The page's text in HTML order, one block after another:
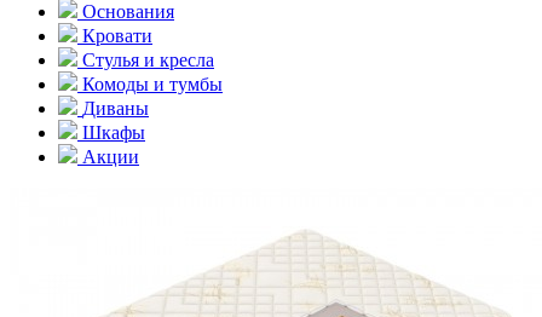
Основания
Кровати
Стулья и кресла
Комоды и тумбы
Диваны
Шкафы
Акции